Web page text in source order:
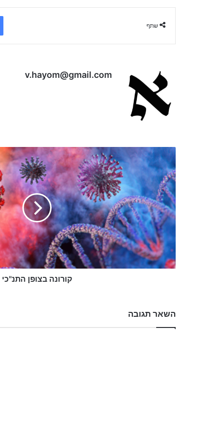
שתף
v.hayom@gmail.com
קורונה
בצופן
התנ"כי
קורונה בצופן התנ"כי
השאר תגובה